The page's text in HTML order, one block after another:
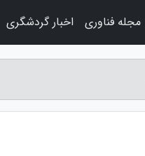
مجله فناوری اخبار گردشگری